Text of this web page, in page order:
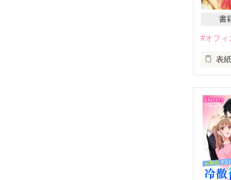
書
#オフィ
表
愛の
ひと
たと
願っ